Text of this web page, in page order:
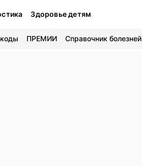
Здоровье детям
ПРЕМИИ Справочник болезней